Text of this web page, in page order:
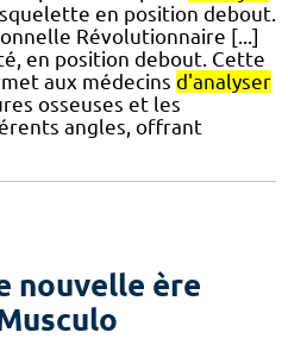
en position debout.
Révolutionnaire [...]
en position debout. Cette
aux médecins d'analyser
osseuses et les
angles, offrant
nouvelle ère